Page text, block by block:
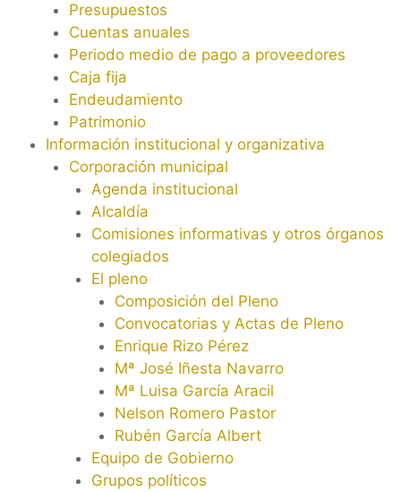
Presupuestos
Cuentas anuales
Periodo medio de pago a proveedores
Caja fija
Endeudamiento
Patrimonio
Información institucional y organizativa
Corporación municipal
Agenda institucional
Alcaldía
Comisiones informativas y otros órganos
colegiados
El pleno
Composición del Pleno
Convocatorias y Actas de Pleno
Enrique Rizo Pérez
Mª José Iñesta Navarro
Mª Luisa García Aracil
Nelson Romero Pastor
Rubén García Albert
Equipo de Gobierno
Grupos políticos